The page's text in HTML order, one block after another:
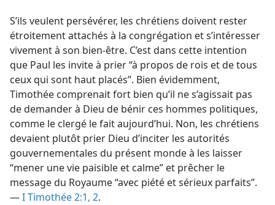
S’ils veulent persévérer, les chrétiens doivent rester
étroitement attachés à la congrégation et s’intéresser
vivement à son bien-être. C’est dans cette intention
que Paul les invite à prier “à propos de rois et de tous
ceux qui sont haut placés”. Bien évidemment,
Timothée comprenait fort bien qu’il ne s’agissait pas
de demander à Dieu de bénir ces hommes politiques,
comme le clergé le fait aujourd’hui. Non, les chrétiens
devaient plutôt prier Dieu d’inciter les autorités
gouvernementales du présent monde à les laisser
“mener une vie paisible et calme” et prêcher le
message du Royaume “avec piété et sérieux parfaits”.
—I Timothée 2:1, 2.